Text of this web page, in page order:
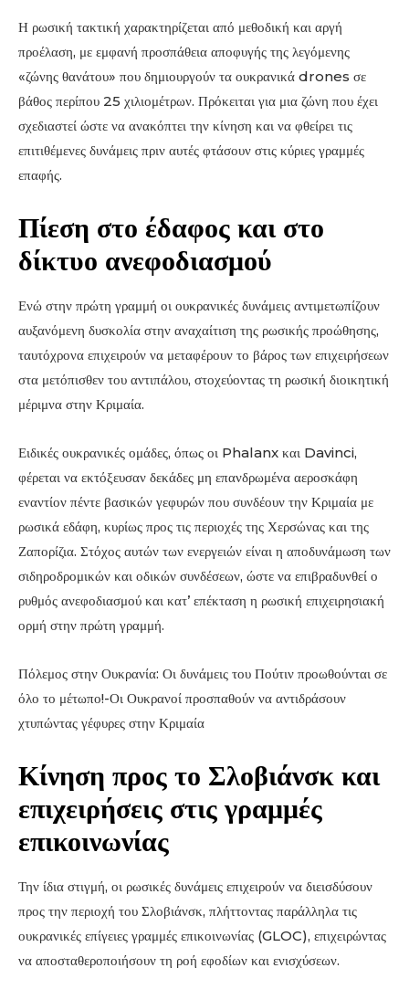
Η ρωσική τακτική χαρακτηρίζεται από μεθοδική και αργή
προέλαση, με εμφανή προσπάθεια αποφυγής της λεγόμενης
«ζώνης θανάτου» που δημιουργούν τα ουκρανικά drones σε
βάθος περίπου 25 χιλιομέτρων. Πρόκειται για μια ζώνη που έχει
σχεδιαστεί ώστε να ανακόπτει την κίνηση και να φθείρει τις
επιτιθέμενες δυνάμεις πριν αυτές φτάσουν στις κύριες γραμμές
επαφής.
Πίεση στο έδαφος και στο
δίκτυο ανεφοδιασμού
Ενώ στην πρώτη γραμμή οι ουκρανικές δυνάμεις αντιμετωπίζουν
αυξανόμενη δυσκολία στην αναχαίτιση της ρωσικής προώθησης,
ταυτόχρονα επιχειρούν να μεταφέρουν το βάρος των επιχειρήσεων
στα μετόπισθεν του αντιπάλου, στοχεύοντας τη ρωσική διοικητική
μέριμνα στην Κριμαία.
Ειδικές ουκρανικές ομάδες, όπως οι Phalanx και Davinci,
φέρεται να εκτόξευσαν δεκάδες μη επανδρωμένα αεροσκάφη
εναντίον πέντε βασικών γεφυρών που συνδέουν την Κριμαία με
ρωσικά εδάφη, κυρίως προς τις περιοχές της Χερσώνας και της
Ζαπορίζια. Στόχος αυτών των ενεργειών είναι η αποδυνάμωση των
σιδηροδρομικών και οδικών συνδέσεων, ώστε να επιβραδυνθεί ο
ρυθμός ανεφοδιασμού και κατ’ επέκταση η ρωσική επιχειρησιακή
ορμή στην πρώτη γραμμή.
Πόλεμος στην Ουκρανία: Οι δυνάμεις του Πούτιν προωθούνται σε
όλο το μέτωπο!-Οι Ουκρανοί προσπαθούν να αντιδράσουν
χτυπώντας γέφυρες στην Κριμαία
Κίνηση προς το Σλοβιάνσκ και
επιχειρήσεις στις γραμμές
επικοινωνίας
Την ίδια στιγμή, οι ρωσικές δυνάμεις επιχειρούν να διεισδύσουν
προς την περιοχή του Σλοβιάνσκ, πλήττοντας παράλληλα τις
ουκρανικές επίγειες γραμμές επικοινωνίας (GLOC), επιχειρώντας
να αποσταθεροποιήσουν τη ροή εφοδίων και ενισχύσεων.